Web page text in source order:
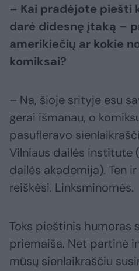
– Kai pradėjote piešti
darė didesnę įtaką –
amerikiečių ar kokie
komiksai?
– Na, šioje srityje esu
gerai išmanau, o
pasufleravo
Vilniaus dailės institute
dailės akademija). Ten
reiškėsi. Linksminomės.
Toks pieštinis humoras
priemaiša. Net partinė
mūsų sienlaikraščiu